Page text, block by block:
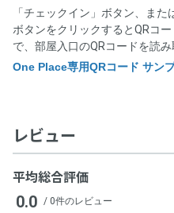
「チェックイン」ボタン、また
ボタンをクリックするとQRコ
で、部屋入口のQRコードを読み
One Place専用QRコード サン
い。
レビュー
平均総合評価
0.0 / 0件のレビュー